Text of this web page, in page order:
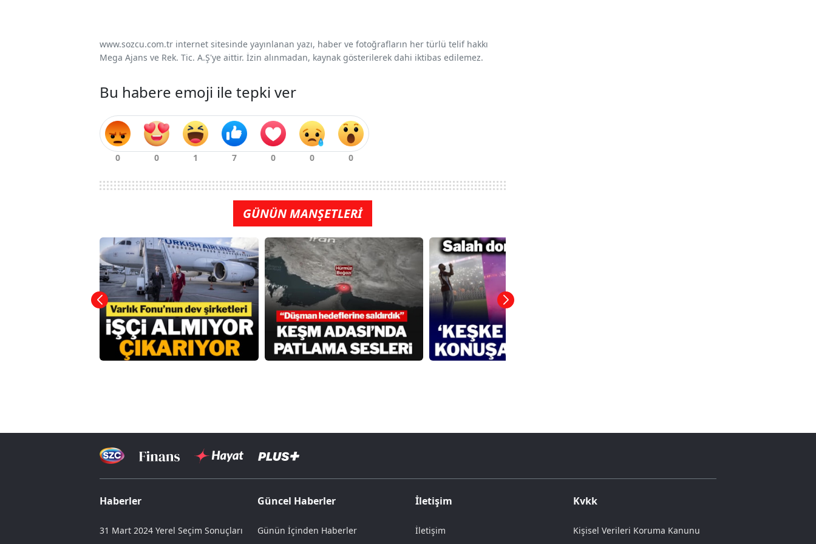
www.sozcu.com.tr internet sitesinde yayınlanan yazı, haber ve fotoğrafların her türlü telif hakkı
Mega Ajans ve Rek. Tic. A.Ş'ye aittir. İzin alınmadan, kaynak gösterilerek dahi iktibas edilemez.
Bu habere emoji ile tepki ver
GÜNÜN MANŞETLERİ
Haberler
31 Mart 2024 Yerel Seçim Sonuçları
Güncel Haberler
Günün İçinden Haberler
İletişim
İletişim
Kvkk
Kişisel Verileri Koruma Kanunu